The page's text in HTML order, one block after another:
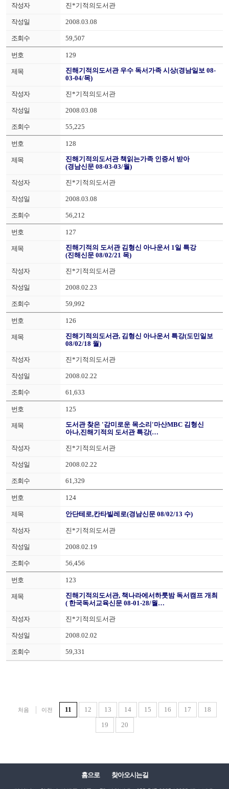
진*기적의도서관
2008.03.08
59,507
129
진해기적의도서관 우수 독서가족 시상(경남일보 08-
03-04/목)
진*기적의도서관
2008.03.08
55,225
128
진해기적의도서관 책읽는가족 인증서 받아
(경남신문 08-03-03/월)
진*기적의도서관
2008.03.08
56,212
127
진해기적의 도서관 김형신 아나운서 1일 특강
(진해신문 08/02/21 목)
진*기적의도서관
2008.02.23
59,992
126
진해기적의도서관, 김형신 아나운서 특강(도민일보
08/02/18 월)
진*기적의도서관
2008.02.22
61,633
125
도서관 찾은 '감미로운 목소리'마산MBC 김형신
아나,진해기적의 도서관 특강(…
진*기적의도서관
2008.02.22
61,329
124
안단테로,칸타빌레로(경남신문 08/02/13 수)
진*기적의도서관
2008.02.19
56,456
123
진해기적의도서관, 책나라에서하룻밤 독서캠프 개최
( 한국독서교육신문 08-01-28/월…
진*기적의도서관
2008.02.02
59,331
처음 이전 11 12 13 14 15 16 17
18
19
20
홈으로 찾아오시는길